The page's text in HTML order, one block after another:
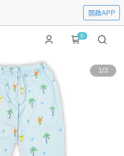
開啟APP
0
1/3